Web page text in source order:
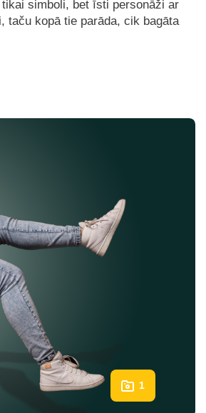
simboli, bet īsti personāži ar
taču kopā tie parāda, cik bagāta
1